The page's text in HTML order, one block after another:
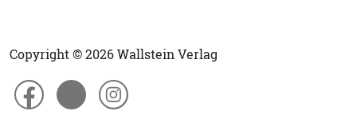
Copyright © 2026 Wallstein Verlag